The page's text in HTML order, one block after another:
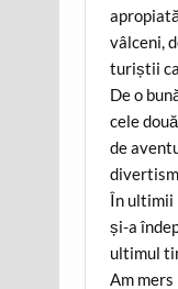
vâlceni,
turiștii
De o
cele
de
În ultimii
și-a
ultimul
Am